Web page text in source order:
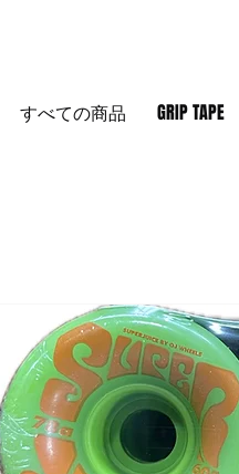
すべての商品 GRIP TAPE